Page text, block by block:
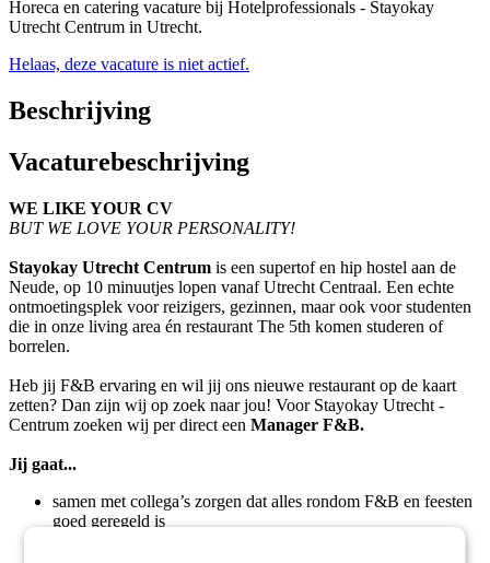
Horeca en catering vacature bij Hotelprofessionals - Stayokay
Utrecht Centrum in Utrecht.
Helaas, deze vacature is niet actief.
Beschrijving
Vacaturebeschrijving
WE LIKE YOUR CV
BUT WE LOVE YOUR PERSONALITY!
Stayokay Utrecht Centrum is een supertof en hip hostel aan de
Neude, op 10 minuutjes lopen vanaf Utrecht Centraal. Een echte
ontmoetingsplek voor reizigers, gezinnen, maar ook voor studenten
die in onze living area én restaurant The 5th komen studeren of
borrelen.
Heb jij F&B ervaring en wil jij ons nieuwe restaurant op de kaart
zetten? Dan zijn wij op zoek naar jou! Voor Stayokay Utrecht -
Centrum zoeken wij per direct een Manager F&B.
Jij gaat...
samen met collega’s zorgen dat alles rondom F&B en feesten
goed geregeld is